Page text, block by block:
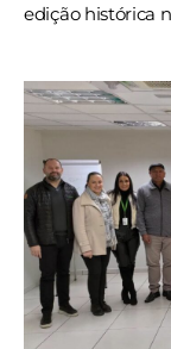
edição histórica